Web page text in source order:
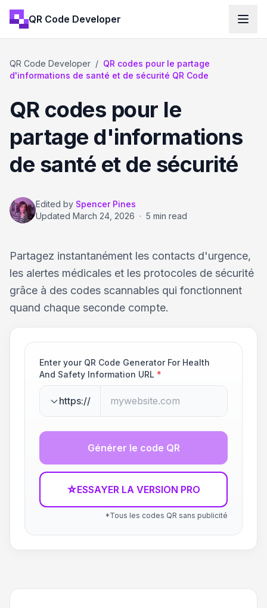
QR Code Developer
QR Code Developer / QR codes pour le partage
d'informations de santé et de sécurité QR Code
QR codes pour le
partage d'informations
de santé et de sécurité
Edited by Spencer Pines
Updated March 24, 2026 · 5 min read
Partagez instantanément les contacts d'urgence,
les alertes médicales et les protocoles de sécurité
grâce à des codes scannables qui fonctionnent
quand chaque seconde compte.
Enter your QR Code Generator For Health
And Safety Information URL *
https://
Générer le code QR
☆ESSAYER LA VERSION PRO
*Tous les codes QR sans publicité